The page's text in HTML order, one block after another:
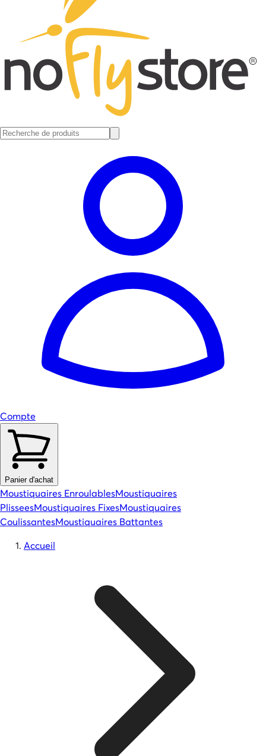
Compte
Panier d'achat
Moustiquaires EnroulablesMoustiquaires
PlisseesMoustiquaires FixesMoustiquaires
CoulissantesMoustiquaires Battantes
Accueil